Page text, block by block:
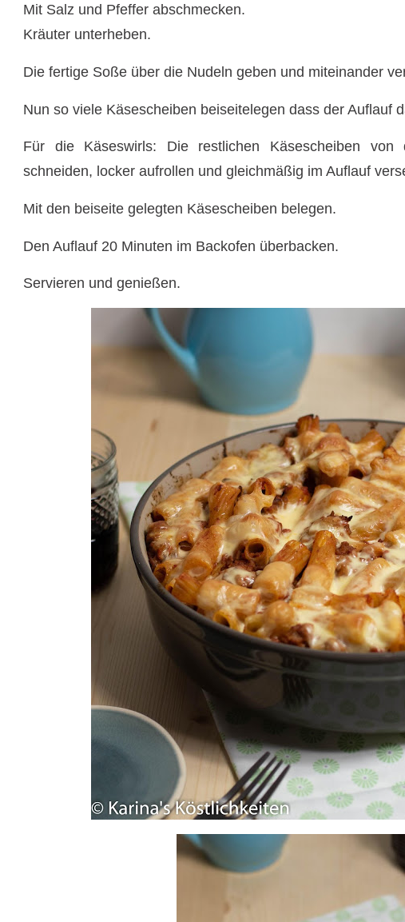
Mit Salz und Pfeffer abschmecken.
Kräuter unterheben.
Die fertige Soße über die Nudeln geben und miteinander
Nun so viele Käsescheiben beiseitelegen dass der Auflauf
Für die Käseswirls: Die restlichen Käsescheiben
schneiden, locker aufrollen und gleichmäßig im Auflauf
Mit den beiseite gelegten Käsescheiben belegen.
Den Auflauf 20 Minuten im Backofen überbacken.
Servieren und genießen.